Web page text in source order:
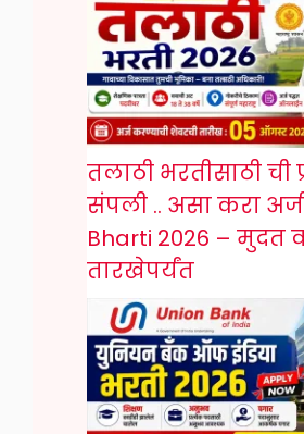
तलाठी भरतीसाठी ची
संपली .. असा करा
Bharti 2026 – मुदत
तारखेपर्यंत